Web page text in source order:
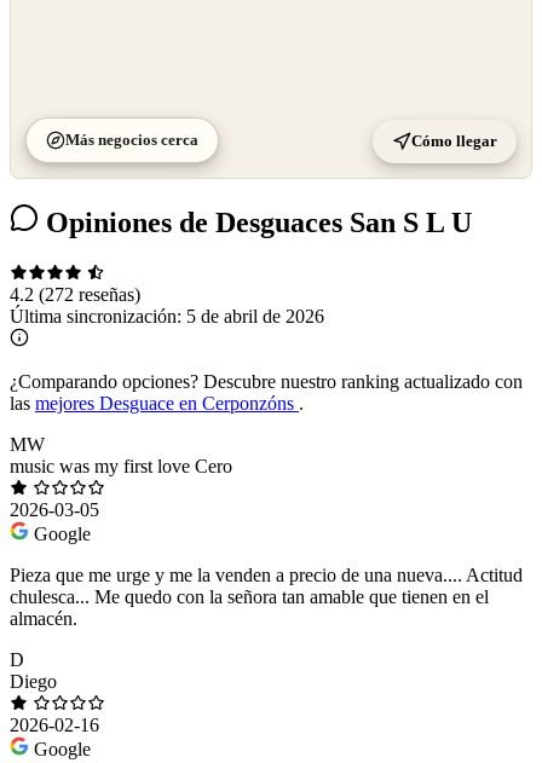
Más negocios cerca Cómo llegar
Opiniones de Desguaces San S L U
4.2 (272 reseñas)
Última sincronización: 5 de abril de 2026
¿Comparando opciones? Descubre nuestro ranking actualizado con
las mejores Desguace en Cerponzóns .
MW
music was my first love Cero
2026-03-05
Google
Pieza que me urge y me la venden a precio de una nueva.... Actitud
chulesca... Me quedo con la señora tan amable que tienen en el
almacén.
D
Diego
2026-02-16
Google